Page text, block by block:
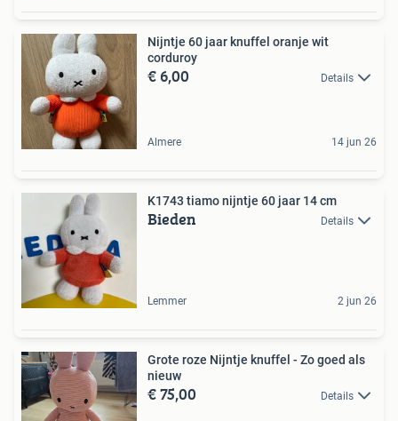
Nijntje 60 jaar knuffel oranje wit
corduroy
€ 6,00 Details
Almere 14 jun 26
K1743 tiamo nijntje 60 jaar 14 cm
Bieden Details
Lemmer 2 jun 26
Grote roze Nijntje knuffel - Zo goed als
nieuw
€ 75,00 Details